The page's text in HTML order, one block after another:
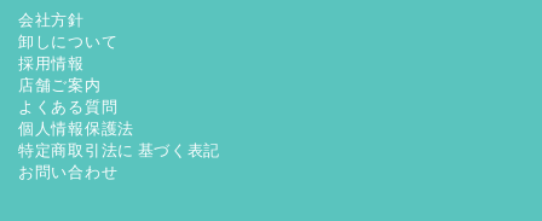
会社方針
卸しについて
採用情報
店舗ご案内
よくある質問
個人情報保護法
特定商取引法に 基づく表記
お問い合わせ